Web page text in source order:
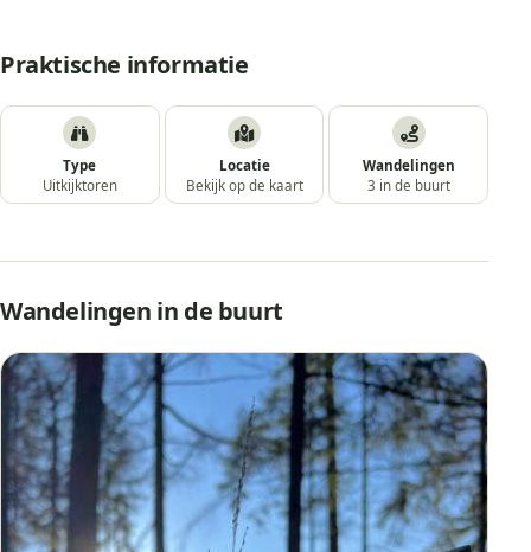
Praktische informatie
Type
Uitkijktoren
Locatie
Bekijk op de kaart
Wandelingen
3 in de buurt
Wandelingen in de buurt